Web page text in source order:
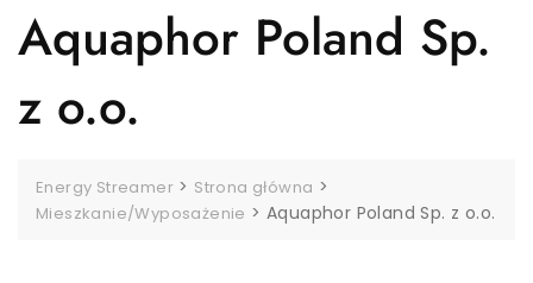
Aquaphor Poland Sp.
z o.o.
Energy Streamer > Strona główna >
Mieszkanie/Wyposażenie >Aquaphor Poland Sp. z o.o.